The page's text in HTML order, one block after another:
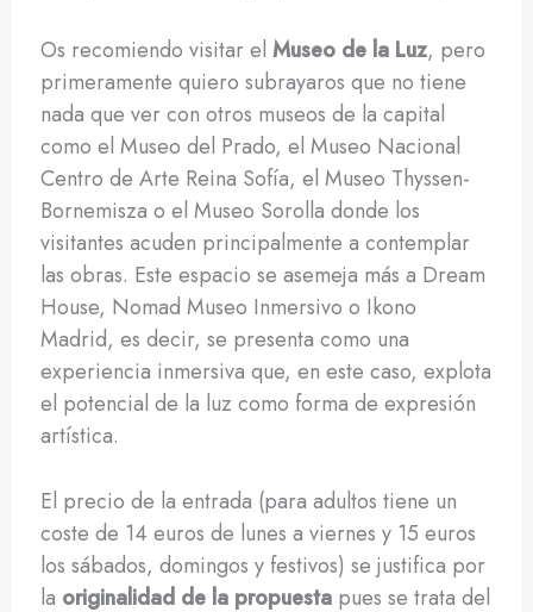
Os recomiendo visitar el Museo de la Luz, pero
primeramente quiero subrayaros que no tiene
nada que ver con otros museos de la capital
como el Museo del Prado, el Museo Nacional
Centro de Arte Reina Sofía, el Museo Thyssen-
Bornemisza o el Museo Sorolla donde los
visitantes acuden principalmente a contemplar
las obras. Este espacio se asemeja más a Dream
House, Nomad Museo Inmersivo o Ikono
Madrid, es decir, se presenta como una
experiencia inmersiva que, en este caso, explota
el potencial de la luz como forma de expresión
artística.
El precio de la entrada (para adultos tiene un
coste de 14 euros de lunes a viernes y 15 euros
los sábados, domingos y festivos) se justifica por
la originalidad de la propuesta pues se trata del